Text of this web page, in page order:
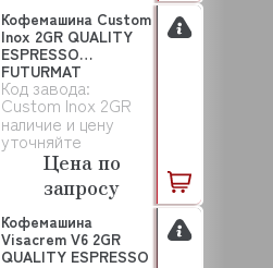
Код завода:
Custom Inox 2GR
наличие и цену
уточняйте
Кофемашина Custom
Inox 2GR QUALITY
ESPRESSO
FUTURMAT
Цена по
запросу
Кофемашина
Visacrem V6 2GR
QUALITY ESPRESSO